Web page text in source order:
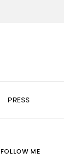
PRESS
FOLLOW ME